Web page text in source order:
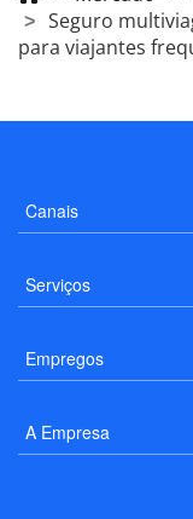
Seguro
para viajantes
Canais
Serviços
Empregos
A Empresa